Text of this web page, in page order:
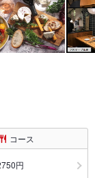
コース
円